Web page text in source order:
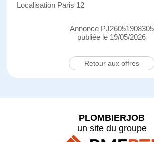
Localisation Paris 12
Annonce PJ26051908305
publiée le 19/05/2026
Retour aux offres
PLOMBIERJOB
un site du groupe